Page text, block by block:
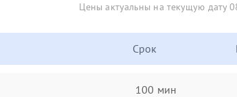
Цены актуальны на текущую дату
Срок
100 мин